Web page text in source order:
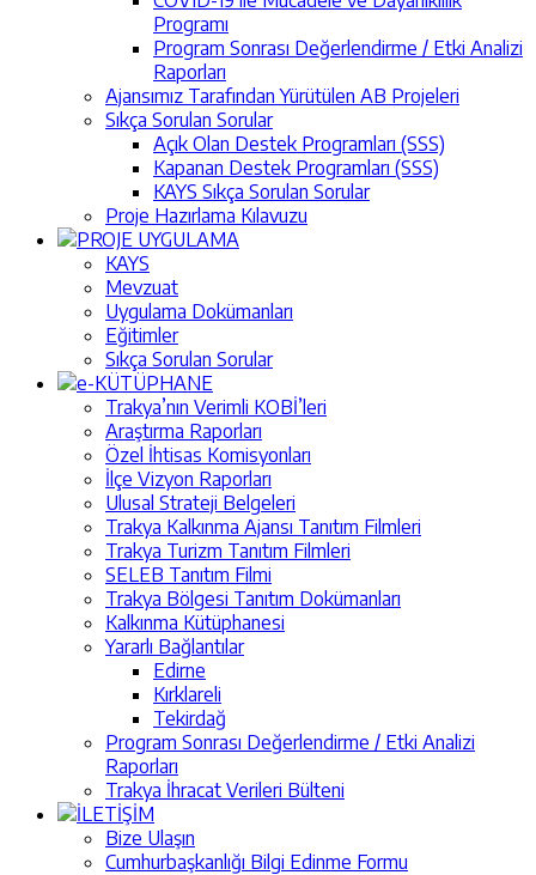
Programı
Program Sonrası Değerlendirme / Etki Analizi
Raporları
Ajansımız Tarafından Yürütülen AB Projeleri
Sıkça Sorulan Sorular
Açık Olan Destek Programları (SSS)
Kapanan Destek Programları (SSS)
KAYS Sıkça Sorulan Sorular
Proje Hazırlama Kılavuzu
PROJE UYGULAMA
KAYS
Mevzuat
Uygulama Dokümanları
Eğitimler
Sıkça Sorulan Sorular
e-KÜTÜPHANE
Trakya’nın Verimli KOBİ’leri
Araştırma Raporları
Özel İhtisas Komisyonları
İlçe Vizyon Raporları
Ulusal Strateji Belgeleri
Trakya Kalkınma Ajansı Tanıtım Filmleri
Trakya Turizm Tanıtım Filmleri
SELEB Tanıtım Filmi
Trakya Bölgesi Tanıtım Dokümanları
Kalkınma Kütüphanesi
Yararlı Bağlantılar
Edirne
Kırklareli
Tekirdağ
Program Sonrası Değerlendirme / Etki Analizi
Raporları
Trakya İhracat Verileri Bülteni
İLETİŞİM
Bize Ulaşın
Cumhurbaşkanlığı Bilgi Edinme Formu